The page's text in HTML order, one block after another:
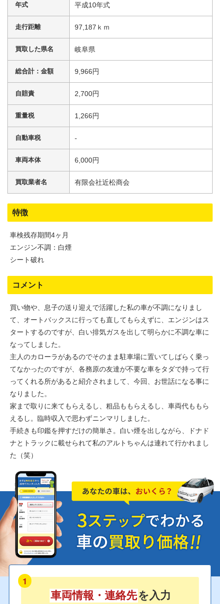
年式 平成10年式
走行距離 97,187ｋｍ
買取した県名 岐阜県
総合計：金額 9,966円
自賠責 2,700円
重量税 1,266円
自動車税 -
車両本体 6,000円
買取業者名 有限会社近松商会
特徴
車検残存期間4ヶ月
エンジン不調：白煙
シート破れ
コメント
買い物や、息子の送り迎えで活躍した私の車が不調になりまし
て、オートバックスに行っても直してもらえずに、エンジンはス
タートするのですが、白い排気ガスを出して明らかに不調な車に
なってしました。
主人のカローラがあるのでそのまま駐車場に置いてしばらく乗っ
てなかったのですが、各務原の友達が不要な車をタダで持って行
ってくれる所があると紹介されまして、今回、お世話になる事に
なりました。
家まで取りに来てもらえるし、粗品ももらえるし、車両代ももら
えるし。臨時収入で思わずニンマリしました。
手続きも印鑑を押すだけの簡単さ。白い煙を出しながら、ドナド
ナとトラックに載せられて私のアルトちゃんは連れて行かれまし
た（笑）
1
車両情報・連絡先を入力